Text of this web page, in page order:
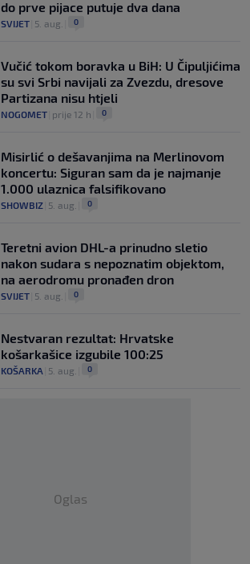
do prve pijace putuje dva dana
SVIJET 5. aug. 0
Vučić tokom boravka u BiH: U Čipuljićima
su svi Srbi navijali za Zvezdu, dresove
Partizana nisu htjeli
NOGOMET prije 12 h 0
Misirlić o dešavanjima na Merlinovom
koncertu: Siguran sam da je najmanje
1.000 ulaznica falsifikovano
SHOWBIZ 5. aug. 0
Teretni avion DHL-a prinudno sletio
nakon sudara s nepoznatim objektom,
na aerodromu pronađen dron
SVIJET 5. aug. 0
Nestvaran rezultat: Hrvatske
košarkašice izgubile 100:25
KOŠARKA 5. aug. 0
Oglas